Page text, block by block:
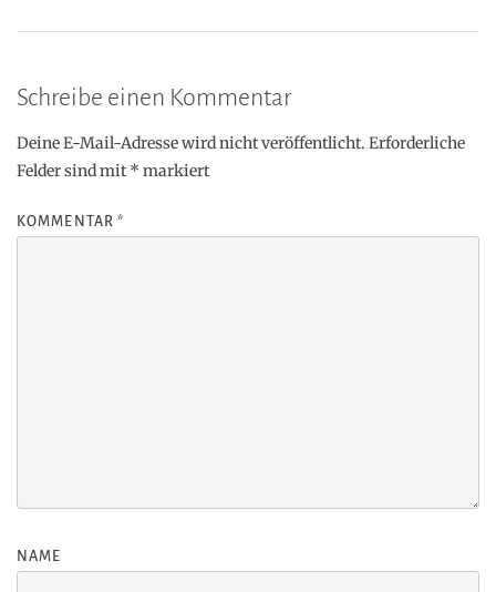
Schreibe einen Kommentar
Deine E-Mail-Adresse wird nicht veröffentlicht. Erforderliche
Felder sind mit * markiert
KOMMENTAR*
NAME